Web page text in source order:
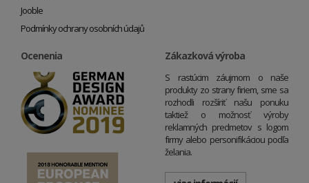
Jooble
Podmínky ochrany osobních údajů
Ocenenia Zákazková výroba
S rastúcim záujmom o naše
produkty zo strany firiem, sme sa
rozhodli rozšíriť našu ponuku
taktiež o možnosť výroby
reklamných predmetov s logom
firmy alebo personifikáciou podľa
želania.